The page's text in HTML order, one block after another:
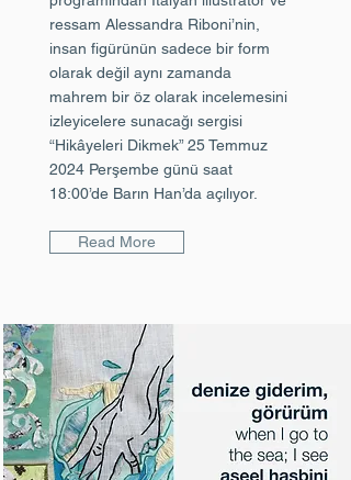
ressam Alessandra Riboni’nin,
insan figürünün sadece bir form
olarak değil aynı zamanda
mahrem bir öz olarak incelemesini
izleyicelere sunacağı sergisi
“Hikâyeleri Dikmek” 25 Temmuz
2024 Perşembe günü saat
18:00’de Barın Han’da açılıyor.
Read More